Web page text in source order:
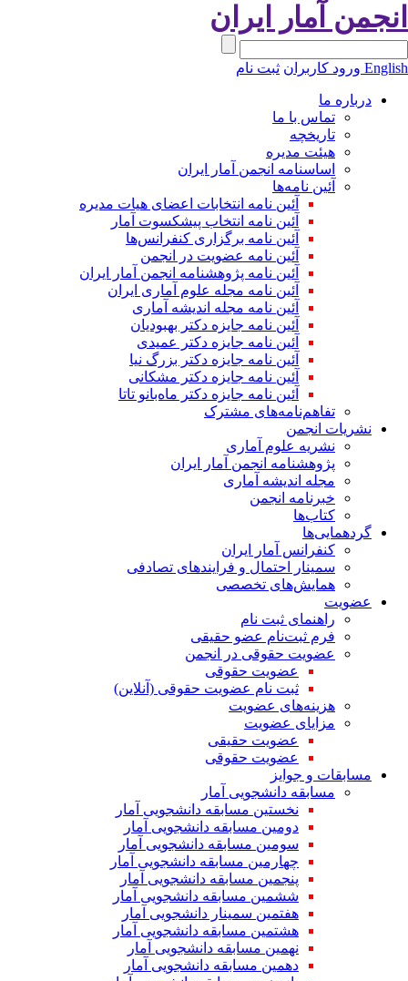
آمار ایران
ورود کاربران ثبت نام
درباره ما
تماس با ما
تاریخچه
هیئت مدیره
اساسنامه انجمن آمار ایران
آئین نامه‌ها
آئین نامه انتخابات اعضای هیات مدیره
آئین نامه انتخاب پیشکسوت آمار
آئین نامه برگزاری کنفرانس‌ها
آئین نامه عضویت در انجمن
آئین نامه پژوهشنامه انجمن آمار ایران
آئین نامه مجله علوم آماری ایران
آئین نامه مجله اندیشه آماری
آئین‌ نامه جایزه دکتر بهبودیان
آئین نامه جایزه دکتر عمیدی
آئین نامه جایزه دکتر بزرگ نیا
آئین نامه جایزه دکتر مشکانی
آئین نامه جایزه دکتر ماه‌بانو تاتا
تفاهم‌نامه‌های مشترک
نشریات انجمن
نشریه علوم آماری
پژوهشنامه انجمن آمار ایران
مجله اندیشه آماری
خبرنامه انجمن
کتاب‌ها
گردهمایی‌ها
کنفرانس آمار ایران
سمینار احتمال و فرایندهای تصادفی
همایش‌های تخصصی
عضویت
راهنمای ثبت نام
فرم ثبت‌نام عضو حقیقی
عضویت حقوقی در انجمن
عضویت حقوقی
ثبت نام عضویت حقوقی (آنلاین)
هزینه‌های عضویت
مزایای عضویت
عضویت حقیقی
عضویت حقوقی
مسابقات و جوایز
مسابقه دانشجویی آمار
نخستین مسابقه دانشجویی آمار
دومین مسابقه دانشجویی آمار
سومین مسابقه دانشجویی آمار
چهارمین مسابقه دانشجویی آمار
پنجمین مسابقه دانشجویی آمار
ششمین مسابقه دانشجویی آمار
هفتمین سمینار دانشجویی آمار
هشتمین مسابقه دانشجویی آمار
نهمین مسابقه دانشجویی آمار
دهمین مسابقه دانشجویی آمار